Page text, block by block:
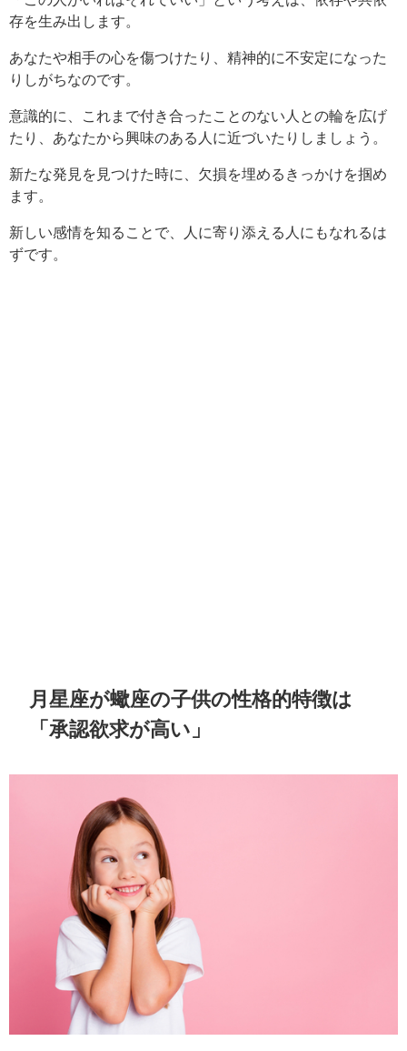
存を生み出します。
あなたや相手の心を傷つけたり、精神的に不安定になった
りしがちなのです。
意識的に、これまで付き合ったことのない人との輪を広げ
たり、あなたから興味のある人に近づいたりしましょう。
新たな発見を見つけた時に、欠損を埋めるきっかけを掴め
ます。
新しい感情を知ることで、人に寄り添える人にもなれるは
ずです。
月星座が蠍座の子供の性格的特徴は
「承認欲求が高い」